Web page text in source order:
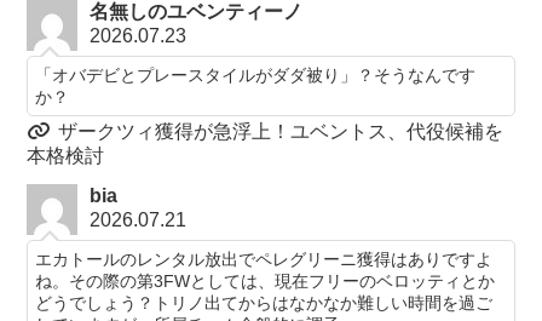
名無しのユベンティーノ
2026.07.23
「オバデビとプレースタイルがダダ被り」？そうなんです
か？
ザークツィ獲得が急浮上！ユベントス、代役候補を
本格検討
bia
2026.07.21
エカトールのレンタル放出でペレグリーニ獲得はありですよ
ね。その際の第3FWとしては、現在フリーのベロッティとか
どうでしょう？トリノ出てからはなかなか難しい時間を過ご